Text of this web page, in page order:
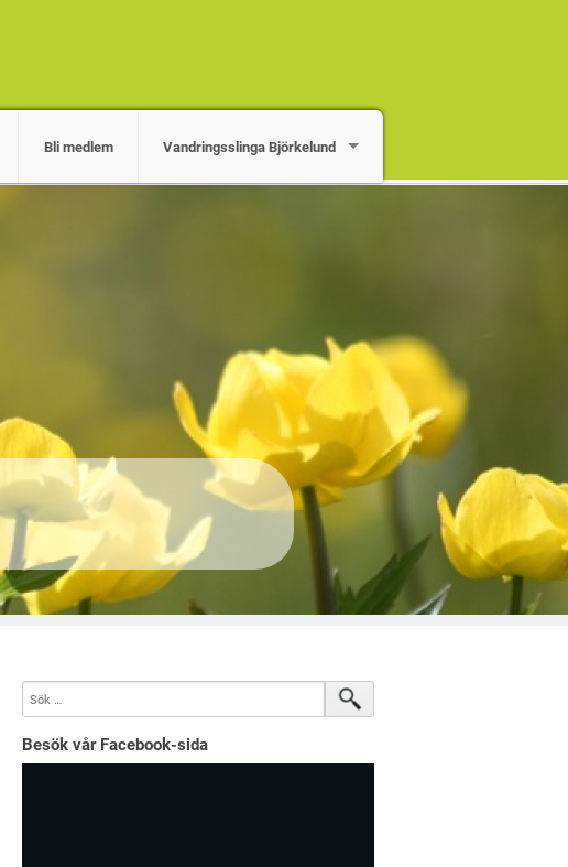
Bli medlem Vandringsslinga Björkelund
Besök vår Facebook-sida